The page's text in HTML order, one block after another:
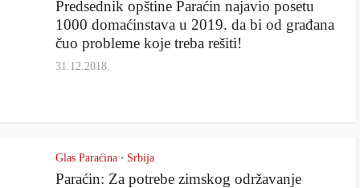
Predsednik opštine Paraćin najavio posetu
1000 domaćinstava u 2019. da bi od građana
čuo probleme koje treba rešiti!
31.12.2018.
Glas Paraćina • Srbija
Paraćin: Za potrebe zimskog održavanje